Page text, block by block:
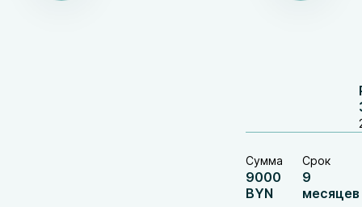
Сумма
9000
BYN
Срок
9
месяцев